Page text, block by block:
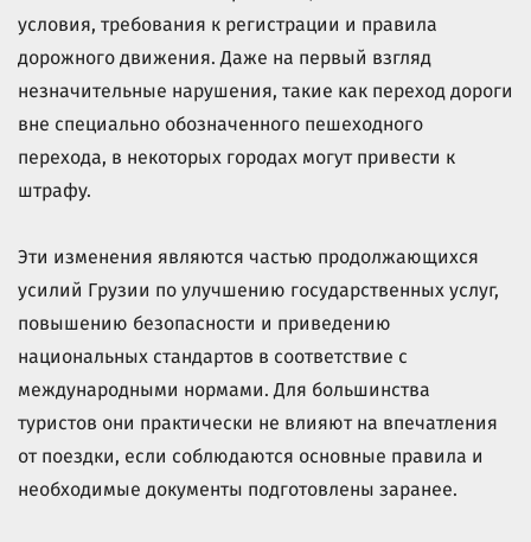
условия, требования к регистрации и правила
дорожного движения. Даже на первый взгляд
незначительные нарушения, такие как переход дороги
вне специально обозначенного пешеходного
перехода, в некоторых городах могут привести к
штрафу.
Эти изменения являются частью продолжающихся
усилий Грузии по улучшению государственных услуг,
повышению безопасности и приведению
национальных стандартов в соответствие с
международными нормами. Для большинства
туристов они практически не влияют на впечатления
от поездки, если соблюдаются основные правила и
необходимые документы подготовлены заранее.